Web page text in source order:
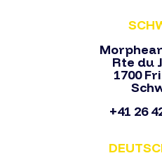
Rte du
1700
+41 26